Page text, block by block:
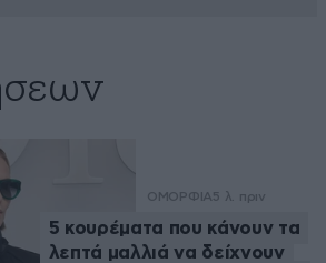
ΟΜΟΡΦΙΑ5 λ. πριν
5 κουρέματα που κάνουν τα
λεπτά μαλλιά να δείχνουν